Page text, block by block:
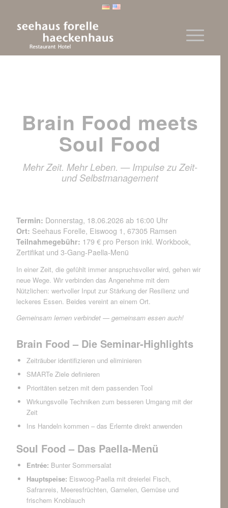
Brain Food meets
Soul Food
Mehr Zeit. Mehr Leben. — Impulse zu Zeit-
und Selbstmanagement
Termin: Donnerstag, 18.06.2026 ab 16:00 Uhr
Ort: Seehaus Forelle, Eiswoog 1, 67305 Ramsen
Teilnahmegebühr: 179 € pro Person inkl. Workbook,
Zertifikat und 3-Gang-Paella-Menü
In einer Zeit, die gefühlt immer anspruchsvoller wird, gehen wir
neue Wege. Wir verbinden das Angenehme mit dem
Nützlichen: wertvoller Input zur Stärkung der Resilienz und
leckeres Essen. Beides vereint an einem Ort.
Gemeinsam lernen verbindet — gemeinsam essen auch!
Brain Food – Die Seminar-Highlights
Zeiträuber identifizieren und eliminieren
SMARTe Ziele definieren
Prioritäten setzen mit dem passenden Tool
Wirkungsvolle Techniken zum besseren Umgang mit der
Zeit
Ins Handeln kommen – das Erlernte direkt anwenden
Soul Food – Das Paella-Menü
Entrée: Bunter Sommersalat
Hauptspeise: Eiswoog-Paella mit dreierlei Fisch,
Safranreis, Meeresfrüchten, Garnelen, Gemüse und
frischem Knoblauch